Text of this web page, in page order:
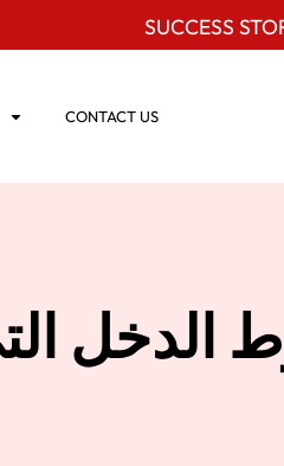
SUCCESS
CONTACT US
الدخل